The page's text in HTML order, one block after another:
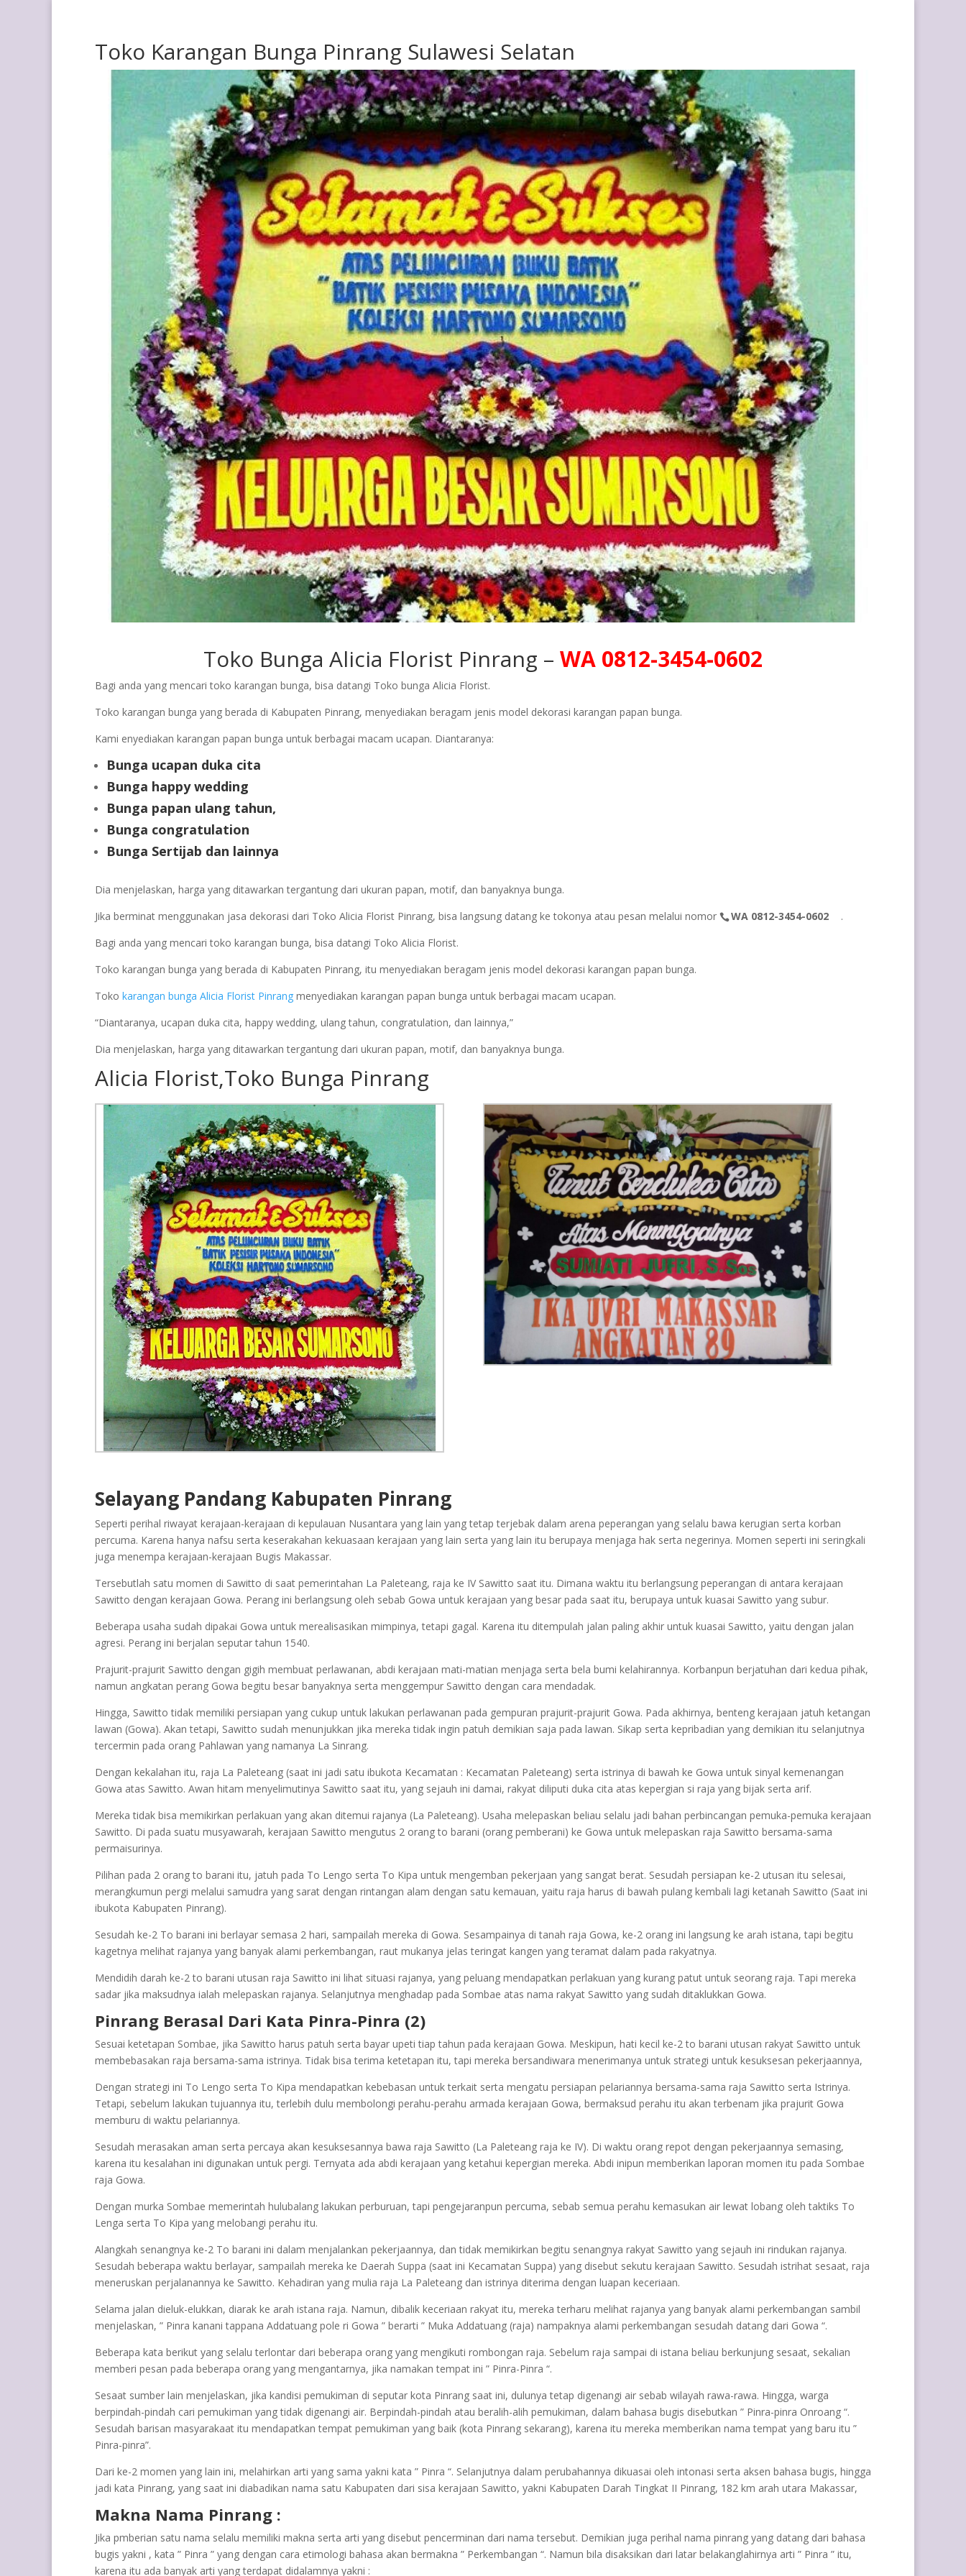
Toko Karangan Bunga Pinrang Sulawesi Selatan
Toko Bunga Alicia Florist Pinrang – WA 0812-3454-0602
Bagi anda yang mencari toko karangan bunga, bisa datangi Toko bunga Alicia Florist.
Toko karangan bunga yang berada di Kabupaten Pinrang, menyediakan beragam jenis model dekorasi karangan papan bunga.
Kami enyediakan karangan papan bunga untuk berbagai macam ucapan. Diantaranya:
Bunga ucapan duka cita
Bunga happy wedding
Bunga papan ulang tahun,
Bunga congratulation
Bunga Sertijab dan lainnya
Dia menjelaskan, harga yang ditawarkan tergantung dari ukuran papan, motif, dan banyaknya bunga.
Jika berminat menggunakan jasa dekorasi dari Toko Alicia Florist Pinrang, bisa langsung datang ke tokonya atau pesan melalui nomor
WA 0812-3454-0602
.
Bagi anda yang mencari toko karangan bunga, bisa datangi Toko Alicia Florist.
Toko karangan bunga yang berada di Kabupaten Pinrang, itu menyediakan beragam jenis model dekorasi karangan papan bunga.
Toko karangan bunga Alicia Florist Pinrang menyediakan karangan papan bunga untuk berbagai macam ucapan.
“Diantaranya, ucapan duka cita, happy wedding, ulang tahun, congratulation, dan lainnya,”
Dia menjelaskan, harga yang ditawarkan tergantung dari ukuran papan, motif, dan banyaknya bunga.
Alicia Florist,Toko Bunga Pinrang
Selayang Pandang Kabupaten Pinrang
Seperti perihal riwayat kerajaan-kerajaan di kepulauan Nusantara yang lain yang tetap terjebak dalam arena peperangan yang selalu bawa kerugian serta korban
percuma. Karena hanya nafsu serta keserakahan kekuasaan kerajaan yang lain serta yang lain itu berupaya menjaga hak serta negerinya. Momen seperti ini seringkali
juga menempa kerajaan-kerajaan Bugis Makassar.
Tersebutlah satu momen di Sawitto di saat pemerintahan La Paleteang, raja ke IV Sawitto saat itu. Dimana waktu itu berlangsung peperangan di antara kerajaan
Sawitto dengan kerajaan Gowa. Perang ini berlangsung oleh sebab Gowa untuk kerajaan yang besar pada saat itu, berupaya untuk kuasai Sawitto yang subur.
Beberapa usaha sudah dipakai Gowa untuk merealisasikan mimpinya, tetapi gagal. Karena itu ditempulah jalan paling akhir untuk kuasai Sawitto, yaitu dengan jalan
agresi. Perang ini berjalan seputar tahun 1540.
Prajurit-prajurit Sawitto dengan gigih membuat perlawanan, abdi kerajaan mati-matian menjaga serta bela bumi kelahirannya. Korbanpun berjatuhan dari kedua pihak,
namun angkatan perang Gowa begitu besar banyaknya serta menggempur Sawitto dengan cara mendadak.
Hingga, Sawitto tidak memiliki persiapan yang cukup untuk lakukan perlawanan pada gempuran prajurit-prajurit Gowa. Pada akhirnya, benteng kerajaan jatuh ketangan
lawan (Gowa). Akan tetapi, Sawitto sudah menunjukkan jika mereka tidak ingin patuh demikian saja pada lawan. Sikap serta kepribadian yang demikian itu selanjutnya
tercermin pada orang Pahlawan yang namanya La Sinrang.
Dengan kekalahan itu, raja La Paleteang (saat ini jadi satu ibukota Kecamatan : Kecamatan Paleteang) serta istrinya di bawah ke Gowa untuk sinyal kemenangan
Gowa atas Sawitto. Awan hitam menyelimutinya Sawitto saat itu, yang sejauh ini damai, rakyat diliputi duka cita atas kepergian si raja yang bijak serta arif.
Mereka tidak bisa memikirkan perlakuan yang akan ditemui rajanya (La Paleteang). Usaha melepaskan beliau selalu jadi bahan perbincangan pemuka-pemuka kerajaan
Sawitto. Di pada suatu musyawarah, kerajaan Sawitto mengutus 2 orang to barani (orang pemberani) ke Gowa untuk melepaskan raja Sawitto bersama-sama
permaisurinya.
Pilihan pada 2 orang to barani itu, jatuh pada To Lengo serta To Kipa untuk mengemban pekerjaan yang sangat berat. Sesudah persiapan ke-2 utusan itu selesai,
merangkumun pergi melalui samudra yang sarat dengan rintangan alam dengan satu kemauan, yaitu raja harus di bawah pulang kembali lagi ketanah Sawitto (Saat ini
ibukota Kabupaten Pinrang).
Sesudah ke-2 To barani ini berlayar semasa 2 hari, sampailah mereka di Gowa. Sesampainya di tanah raja Gowa, ke-2 orang ini langsung ke arah istana, tapi begitu
kagetnya melihat rajanya yang banyak alami perkembangan, raut mukanya jelas teringat kangen yang teramat dalam pada rakyatnya.
Mendidih darah ke-2 to barani utusan raja Sawitto ini lihat situasi rajanya, yang peluang mendapatkan perlakuan yang kurang patut untuk seorang raja. Tapi mereka
sadar jika maksudnya ialah melepaskan rajanya. Selanjutnya menghadap pada Sombae atas nama rakyat Sawitto yang sudah ditaklukkan Gowa.
Pinrang Berasal Dari Kata Pinra-Pinra (2)
Sesuai ketetapan Sombae, jika Sawitto harus patuh serta bayar upeti tiap tahun pada kerajaan Gowa. Meskipun, hati kecil ke-2 to barani utusan rakyat Sawitto untuk
membebasakan raja bersama-sama istrinya. Tidak bisa terima ketetapan itu, tapi mereka bersandiwara menerimanya untuk strategi untuk kesuksesan pekerjaannya,
Dengan strategi ini To Lengo serta To Kipa mendapatkan kebebasan untuk terkait serta mengatu persiapan pelariannya bersama-sama raja Sawitto serta Istrinya.
Tetapi, sebelum lakukan tujuannya itu, terlebih dulu membolongi perahu-perahu armada kerajaan Gowa, bermaksud perahu itu akan terbenam jika prajurit Gowa
memburu di waktu pelariannya.
Sesudah merasakan aman serta percaya akan kesuksesannya bawa raja Sawitto (La Paleteang raja ke IV). Di waktu orang repot dengan pekerjaannya semasing,
karena itu kesalahan ini digunakan untuk pergi. Ternyata ada abdi kerajaan yang ketahui kepergian mereka. Abdi inipun memberikan laporan momen itu pada Sombae
raja Gowa.
Dengan murka Sombae memerintah hulubalang lakukan perburuan, tapi pengejaranpun percuma, sebab semua perahu kemasukan air lewat lobang oleh taktiks To
Lenga serta To Kipa yang melobangi perahu itu.
Alangkah senangnya ke-2 To barani ini dalam menjalankan pekerjaannya, dan tidak memikirkan begitu senangnya rakyat Sawitto yang sejauh ini rindukan rajanya.
Sesudah beberapa waktu berlayar, sampailah mereka ke Daerah Suppa (saat ini Kecamatan Suppa) yang disebut sekutu kerajaan Sawitto. Sesudah istrihat sesaat, raja
meneruskan perjalanannya ke Sawitto. Kehadiran yang mulia raja La Paleteang dan istrinya diterima dengan luapan keceriaan.
Selama jalan dieluk-elukkan, diarak ke arah istana raja. Namun, dibalik keceriaan rakyat itu, mereka terharu melihat rajanya yang banyak alami perkembangan sambil
menjelaskan, ” Pinra kanani tappana Addatuang pole ri Gowa ” berarti ” Muka Addatuang (raja) nampaknya alami perkembangan sesudah datang dari Gowa “.
Beberapa kata berikut yang selalu terlontar dari beberapa orang yang mengikuti rombongan raja. Sebelum raja sampai di istana beliau berkunjung sesaat, sekalian
memberi pesan pada beberapa orang yang mengantarnya, jika namakan tempat ini ” Pinra-Pinra “.
Sesaat sumber lain menjelaskan, jika kandisi pemukiman di seputar kota Pinrang saat ini, dulunya tetap digenangi air sebab wilayah rawa-rawa. Hingga, warga
berpindah-pindah cari pemukiman yang tidak digenangi air. Berpindah-pindah atau beralih-alih pemukiman, dalam bahasa bugis disebutkan ” Pinra-pinra Onroang “.
Sesudah barisan masyarakaat itu mendapatkan tempat pemukiman yang baik (kota Pinrang sekarang), karena itu mereka memberikan nama tempat yang baru itu ”
Pinra-pinra”.
Dari ke-2 momen yang lain ini, melahirkan arti yang sama yakni kata ” Pinra “. Selanjutnya dalam perubahannya dikuasai oleh intonasi serta aksen bahasa bugis, hingga
jadi kata Pinrang, yang saat ini diabadikan nama satu Kabupaten dari sisa kerajaan Sawitto, yakni Kabupaten Darah Tingkat II Pinrang, 182 km arah utara Makassar,
Makna Nama Pinrang :
Jika pmberian satu nama selalu memiliki makna serta arti yang disebut pencerminan dari nama tersebut. Demikian juga perihal nama pinrang yang datang dari bahasa
bugis yakni , kata ” Pinra ” yang dengan cara etimologi bahasa akan bermakna ” Perkembangan “. Namun bila disaksikan dari latar belakanglahirnya arti ” Pinra ” itu,
karena itu ada banyak arti yang terdapat didalamnya yakni :